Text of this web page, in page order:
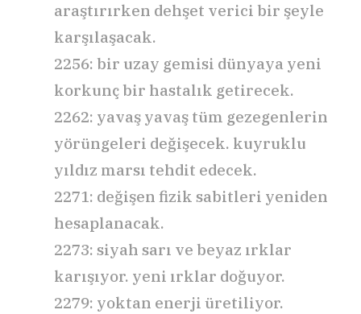
araştırırken dehşet verici bir şeyle
karşılaşacak.
2256: bir uzay gemisi dünyaya yeni
korkunç bir hastalık getirecek.
2262: yavaş yavaş tüm gezegenlerin
yörüngeleri değişecek. kuyruklu
yıldız marsı tehdit edecek.
2271: değişen fizik sabitleri yeniden
hesaplanacak.
2273: siyah sarı ve beyaz ırklar
karışıyor. yeni ırklar doğuyor.
2279: yoktan enerji üretiliyor.